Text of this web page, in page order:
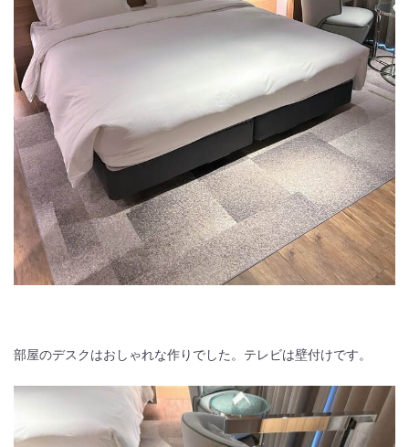
部屋のデスクはおしゃれな作りでした。テレビは壁付けです。